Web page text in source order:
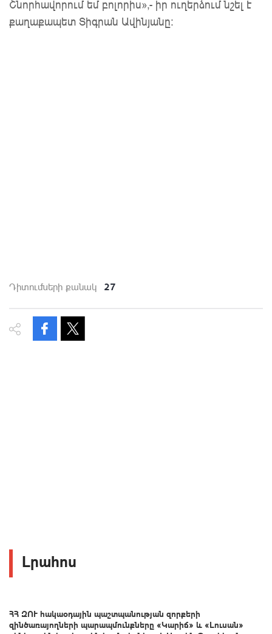
Շնորհավորում եմ բոլորիս»,- իր ուղերձում նշել է
քաղաքապետ Տիգրան Ավինյանը:
Դիտումների քանակ 27
Լրահոս
ՀՀ ԶՈՒ հակաօդային պաշտպանության զորքերի
զինծառայողների պարապմունքները «Կարիճ» և «Լուսան»